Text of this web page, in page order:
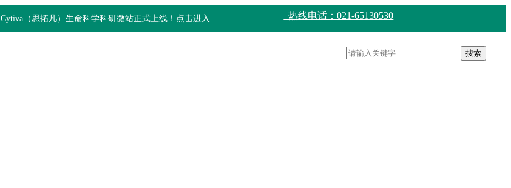
Cytiva（思拓凡）生命科学科研微站正式上线！点击进入 热线电话：021-65130530